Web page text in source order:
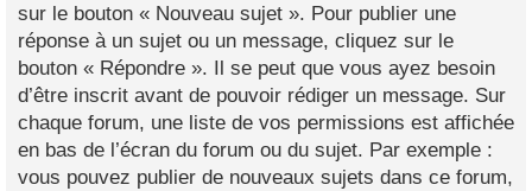
sur le bouton « Nouveau sujet ». Pour publier une
réponse à un sujet ou un message, cliquez sur le
bouton « Répondre ». Il se peut que vous ayez besoin
d’être inscrit avant de pouvoir rédiger un message. Sur
chaque forum, une liste de vos permissions est affichée
en bas de l’écran du forum ou du sujet. Par exemple :
vous pouvez publier de nouveaux sujets dans ce forum,